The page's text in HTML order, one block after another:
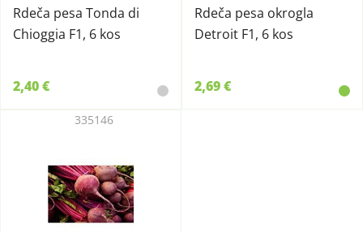
Rdeča pesa Tonda di
Chioggia F1, 6 kos
2,40 €
Rdeča pesa okrogla
Detroit F1, 6 kos
2,69 €
335146